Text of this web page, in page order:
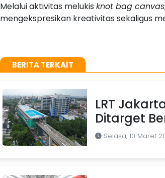
Melalui aktivitas melukis knot bag canvas
mengekspresikan kreativitas sekaligus
BERITA TERKAIT
LRT
Ditarget
Selasa, 10 Maret